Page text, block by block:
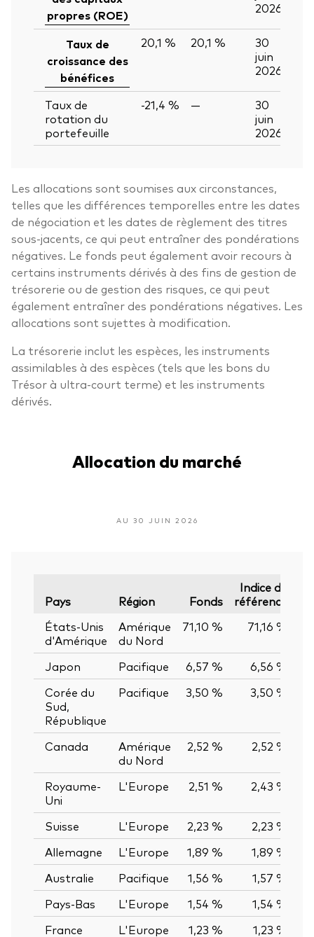
propres (ROE)
2026
Taux de
croissance des
bénéfices
20,1 % 20,1 %
30
juin
2026
Taux de
rotation du
portefeuille
-21,4 % —
30
juin
2026
Les allocations sont soumises aux circonstances,
telles que les différences temporelles entre les dates
de négociation et les dates de règlement des titres
sous-jacents, ce qui peut entraîner des pondérations
négatives. Le fonds peut également avoir recours à
certains instruments dérivés à des fins de gestion de
trésorerie ou de gestion des risques, ce qui peut
également entraîner des pondérations négatives. Les
allocations sont sujettes à modification.
La trésorerie inclut les espèces, les instruments
assimilables à des espèces (tels que les bons du
Trésor à ultra-court terme) et les instruments
dérivés.
Allocation du marché
AU 30 JUIN 2026
Pays Région Fonds
Indice de
référence
États-Unis
d'Amérique
Amérique
du Nord
71,10 % 71,16 %
Japon Pacifique 6,57 % 6,56 %
Corée du
Sud,
République
Pacifique 3,50 % 3,50 %
Canada
Amérique
du Nord
2,52 % 2,52 %
Royaume-
Uni
L'Europe 2,51 % 2,43 %
Suisse L'Europe 2,23 % 2,23 %
Allemagne
L'Europe 1,89 % 1,89 %
Australie
Pacifique 1,56 % 1,57 %
Pays-Bas
L'Europe 1,54 % 1,54 %
France
L'Europe 1,23 % 1,23 %